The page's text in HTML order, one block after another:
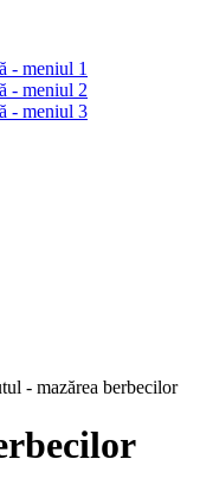
- meniul 1
- meniul 2
- meniul 3
- mazărea berbecilor